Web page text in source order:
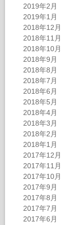
2019年2月
2019年1月
2018年12月
2018年11月
2018年10月
2018年9月
2018年8月
2018年7月
2018年6月
2018年5月
2018年4月
2018年3月
2018年2月
2018年1月
2017年12月
2017年11月
2017年10月
2017年9月
2017年8月
2017年7月
2017年6月